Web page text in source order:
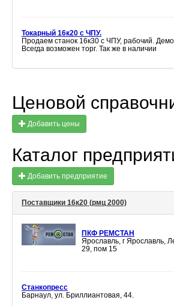
Токарный 16к20 с ЧПУ.
Продаем станок 16к30 с ЧПУ, рабочий.
Всегда возможен торг. Так же в наличии
Ценовой
Добавить цены
Каталог
Добавить предприятие
Поставщики 16к20 (рмц 2000)
ПКФ РЕМСТАН
Ярославль, г Ярославль,
29, пом 15
Станкопресс
Барнаул, ул. Бриллиантовая, 44.